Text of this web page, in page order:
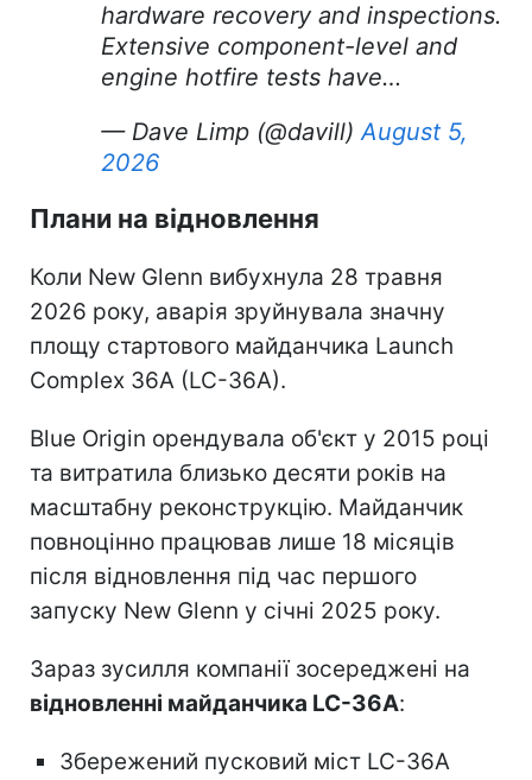
hardware recovery and inspections.
Extensive component-level and
engine hotfire tests have…
— Dave Limp (@davill) August 5,
2026
Плани на відновлення
Коли New Glenn вибухнула 28 травня
2026 року, аварія зруйнувала значну
площу стартового майданчика Launch
Complex 36A (LC-36A).
Blue Origin орендувала об'єкт у 2015 році
та витратила близько десяти років на
масштабну реконструкцію. Майданчик
повноцінно працював лише 18 місяців
після відновлення під час першого
запуску New Glenn у січні 2025 року.
Зараз зусилля компанії зосереджені на
відновленні майданчика LC-36A:
Збережений пусковий міст LC-36A